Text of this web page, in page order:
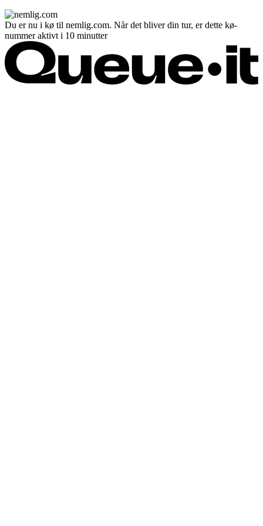
Du er nu i kø til nemlig.com. Når det bliver din tur, er dette kø-
nummer aktivt i 10 minutter